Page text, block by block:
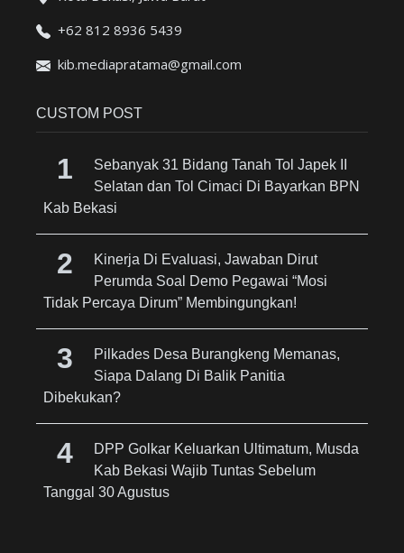
+62 812 8936 5439
kib.mediapratama@gmail.com
CUSTOM POST
Sebanyak 31 Bidang Tanah Tol Japek II
Selatan dan Tol Cimaci Di Bayarkan BPN
Kab Bekasi
Kinerja Di Evaluasi, Jawaban Dirut
Perumda Soal Demo Pegawai “Mosi
Tidak Percaya Dirum” Membingungkan!
Pilkades Desa Burangkeng Memanas,
Siapa Dalang Di Balik Panitia
Dibekukan?
DPP Golkar Keluarkan Ultimatum, Musda
Kab Bekasi Wajib Tuntas Sebelum
Tanggal 30 Agustus